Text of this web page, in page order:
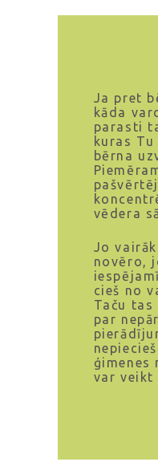
Ja pret
kāda
parasti
kuras
bērna
vēdera
Jo
novēro,
cieš no
Taču tas
par
ģimenes
var veikt